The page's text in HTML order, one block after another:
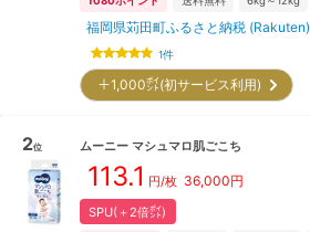
福岡県苅田町ふるさと納税 (Rakuten)
1件
＋1,000㌽(初サービス利用)
2位 ムーニー マシュマロ肌ごこち
113.1 円/枚 36,000円
SPU(＋2倍㌽)